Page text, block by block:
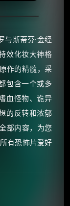
与斯蒂芬·金经
效化妆大神格
作的精髓，采
包含一个或多
血怪物、诡异
的反转和浓郁
部内容，为您
有恐怖片爱好